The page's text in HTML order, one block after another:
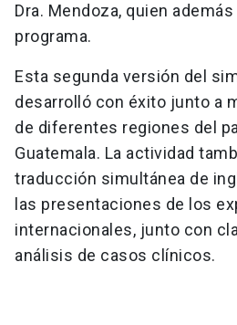
Dra. Mendoza, quien
programa.
Esta segunda versión del
desarrolló con éxito junto a
de diferentes regiones del
Guatemala. La actividad
traducción simultánea de
las presentaciones de los
internacionales, junto con
análisis de casos clínicos.